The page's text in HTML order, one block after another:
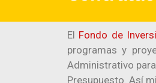
El Fondo de
programas y
Administrativo
Presupuesto. Así